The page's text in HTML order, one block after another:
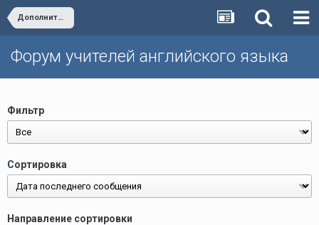
Дополнительные пособия издательства "Титул"
Форум учителей английского языка
Фильтр
Сортировка
Направление сортировки